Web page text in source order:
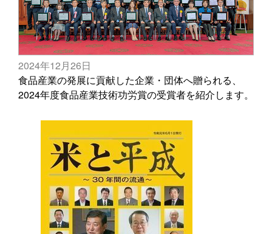
2024年12月26日
食品産業の発展に貢献した企業・団体へ贈られる、
2024年度食品産業技術功労賞の受賞者を紹介します。